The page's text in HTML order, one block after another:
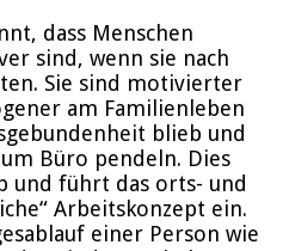
dass Menschen
sind, wenn sie nach
Sie sind motivierter
am Familienleben
blieb und
Büro pendeln. Dies
und führt das orts- und
Arbeitskonzept ein.
einer Person wie